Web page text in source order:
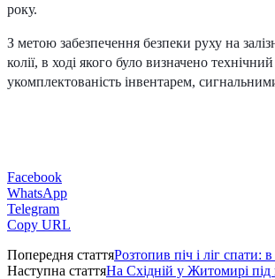
року.
З метою забезпечення безпеки руху на
колії, в ході якого було визначено
укомплектованість інвентарем,
Facebook
WhatsApp
Telegram
Copy URL
Попередня статтяРозтопив піч і ліг спати:
Наступна статтяНа Східній у Житомирі під